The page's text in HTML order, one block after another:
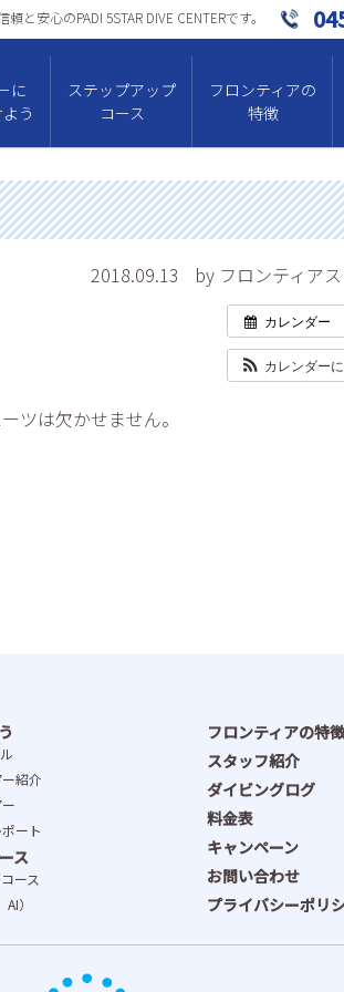
と安⼼のPADI 5STAR DIVE CENTERです。
に
う
ステップアップ
コース
フロンティアの
特徴
2018.09.13 by フロンティア
カレンダー
カレンダー
ツは欠かせません。
紹介
ート
ス
ース
）
フロンティアの特徴
スタッフ紹介
ダイビングログ
料金表
キャンペーン
お問い合わせ
プライバシーポリ